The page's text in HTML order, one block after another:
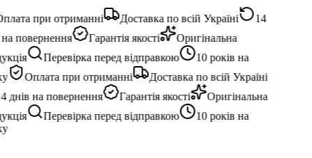
при отриманні Доставка по всій Україні
14
повернення
Гарантія якості
Оригінальна
Перевірка перед відправкою
10 років на
Оплата при отриманні
Доставка по всій Україні
днів на повернення
Гарантія якості
Оригінальна
Перевірка перед відправкою
10 років на